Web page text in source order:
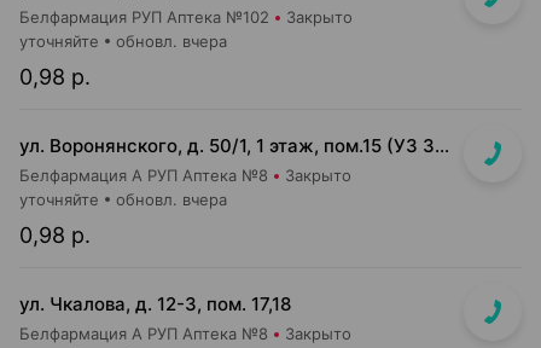
Белфармация РУП Аптека №102 Закрыто
0,98 р.
уточняйте обновл. вчера
ул. Воронянского, д. 50/1, 1 этаж, пом.15 (УЗ 38-я городская п-ка)
Белфармация А РУП Аптека №8 Закрыто
0,98 р.
уточняйте обновл. вчера
ул. Чкалова, д. 12-3, пом. 17,18
Белфармация А РУП Аптека №8 Закрыто